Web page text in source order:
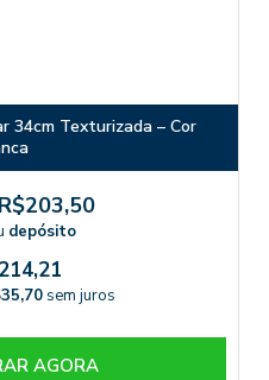
34cm Texturizada – Cor
R$203,50
depósito
sem juros
AGORA